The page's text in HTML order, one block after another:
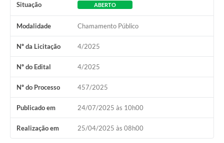
Ramais
Relação de Medicamentos
Carta de Serviços
Relatório Ouvidoria 2021
Relatório Ouvidoria 2022
Relatório Ouvidoria 2024
Galeria de Fotos
Situação ABERTO
Modalidade Chamamento Público
Nº da Licitação 4/2025
Nº do Edital 4/2025
Nº do Processo 457/2025
Publicado em 24/07/2025 às 10h00
Realização em 25/04/2025 às 08h00